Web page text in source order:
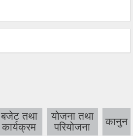
बजेट तथा
कार्यक्रम
योजना तथा
परियोजना
कानुन